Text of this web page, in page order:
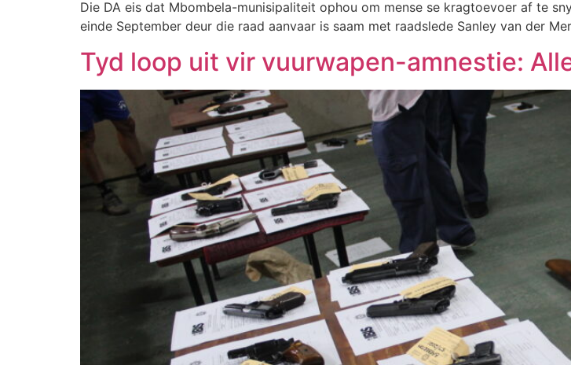
Die DA eis dat Mbombela-munisipaliteit ophou om mense se kragtoevoer af te
einde September deur die raad aanvaar is saam met raadslede Sanley van der
Tyd loop uit vir vuurwapen-amnestie: